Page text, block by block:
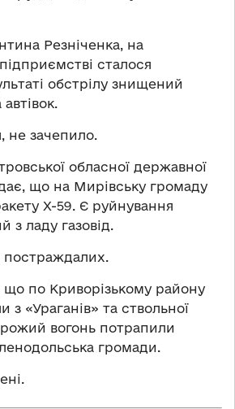
Резніченка, на
сталося
обстрілу знищений
не зачепило.
обласної державної
що на Мирівську громаду
X-59. Є руйнування
з ладу газовід.
постраждалих.
що по Криворізькому району
з «Ураганів» та ствольної
вогонь потрапили
громади.